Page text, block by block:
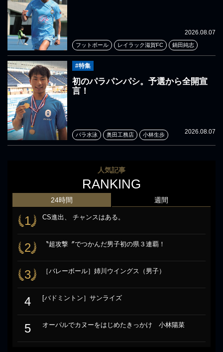
2026.08.07
フットボール レイラック滋賀FC 鍋田純志
#特集
初のパラパンパシ。予選から全開宣
言！
2026.08.07
パラ水泳 奥田工務店 小林生歩
人気記事
RANKING
24時間
1 CS進出、 チャンスはある。
2 〝超攻撃〞でつかんだ男子初の県３連覇！
3 ［バレーボール］姉川ウイングス（男子）
4 [バドミントン］サンライズ
5 オーパルでカヌーをはじめたきっかけ 小林陽菜
週間